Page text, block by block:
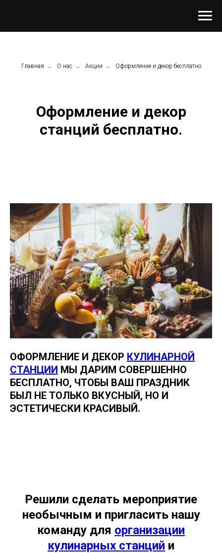
Главная → О нас → Акции → Оформление и декор бесплатно
Оформление и декор
станций бесплатно.
ОФОРМЛЕНИЕ И ДЕКОР КУЛИНАРНОЙ
СТАНЦИИ МЫ ДАРИМ СОВЕРШЕННО
БЕСПЛАТНО, ЧТОБЫ ВАШ ПРАЗДНИК
БЫЛ НЕ ТОЛЬКО ВКУСНЫЙ, НО И
ЭСТЕТИЧЕСКИ КРАСИВЫЙ.
Решили сделать мероприятие
необычным и пригласить нашу
команду для организации
кулинарных станций и